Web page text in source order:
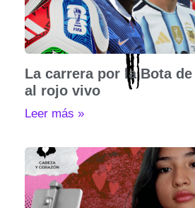
La carrera por la Bota
al rojo vivo
Leer más »